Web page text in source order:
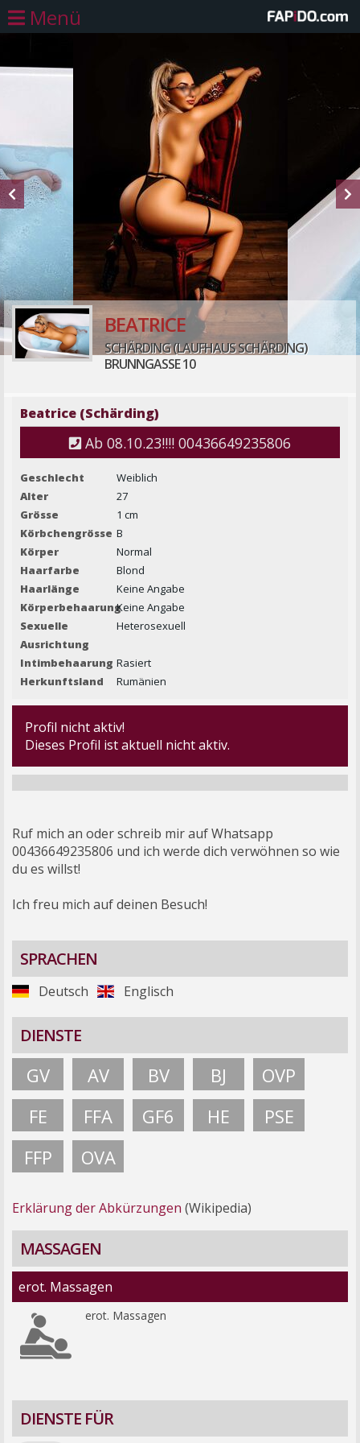
Menü
BEATRICE
SCHÄRDING (LAUFHAUS SCHÄRDING)
BRUNNGASSE 10
Beatrice (Schärding)
Ab 08.10.23!!!! 00436649235806
Geschlecht
Weiblich
Alter
27
Grösse
1 cm
Körbchengrösse B
Körper
Normal
Haarfarbe
Blond
Haarlänge
Keine Angabe
KörperbehaarungKeine Angabe
Sexuelle
Ausrichtung
Heterosexuell
Intimbehaarung Rasiert
Herkunftsland
Rumänien
Profil nicht aktiv!
Dieses Profil ist aktuell nicht aktiv.
Ruf mich an oder schreib mir auf Whatsapp
00436649235806 und ich werde dich verwöhnen so wie
du es willst!
Ich freu mich auf deinen Besuch!
SPRACHEN
Deutsch Englisch
DIENSTE
GV AV BV BJ
OVP
FE
FFA GF6 HE
PSE
FFP
OVA
Erklärung der Abkürzungen (Wikipedia)
MASSAGEN
erot. Massagen
erot. Massagen
DIENSTE FÜR